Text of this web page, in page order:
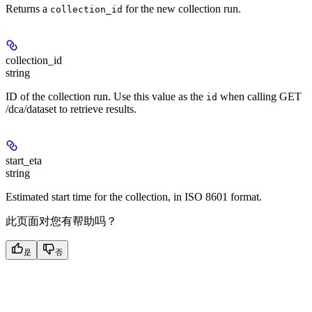
Returns a collection_id for the new collection run.
collection_id
string
ID of the collection run. Use this value as the id when calling GET
/dca/dataset to retrieve results.
start_eta
string
Estimated start time for the collection, in ISO 8601 format.
此页面对您有帮助吗？
是 否